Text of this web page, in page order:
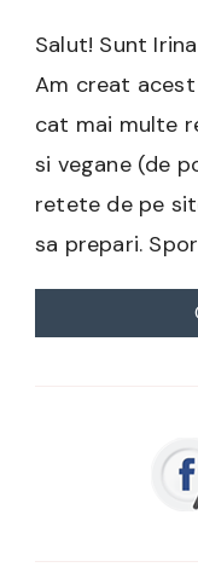
Salut! Sunt
Am creat
cat mai multe
si vegane (de
retete de pe
sa prepari.